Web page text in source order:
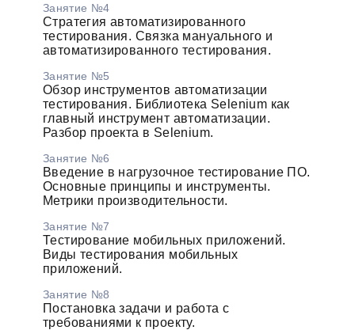
Занятие №4
Стратегия автоматизированного
тестирования. Связка мануального и
автоматизированного тестирования.
Занятие №5
Обзор инструментов автоматизации
тестирования. Библиотека Selenium как
главный инструмент автоматизации.
Разбор проекта в Selenium.
Занятие №6
Введение в нагрузочное тестирование ПО.
Основные принципы и инструменты.
Метрики производительности.
Занятие №7
Тестирование мобильных приложений.
Виды тестирования мобильных
приложений.
Занятие №8
Постановка задачи и работа с
требованиями к проекту.